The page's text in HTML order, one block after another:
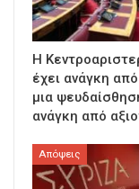
Η
έχει ανάγκη
μια
ανάγκη από
Απόψεις